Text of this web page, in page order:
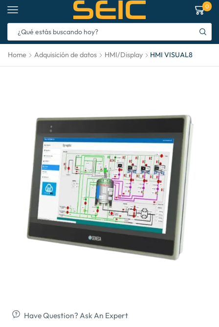
0
Home Adquisición de datos HMI/Display HMI VISUAL8
Have Question? Ask An Expert